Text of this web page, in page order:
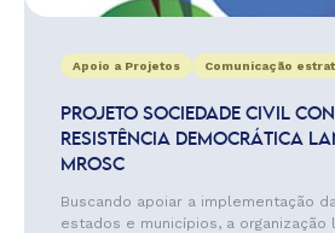
Apoio a Projetos Comunicação
PROJETO SOCIEDADE CIVIL
RESISTÊNCIA DEMOCRÁTICA
MROSC
Buscando apoiar a implementação
estados e municípios, a organização